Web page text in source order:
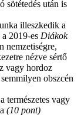
sötétedés után is
illeszkedik a
2019-es Diákok
nemzetiségre,
nézve sértő
vagy hordoz
obszcén
természetes vagy
(10 pont)